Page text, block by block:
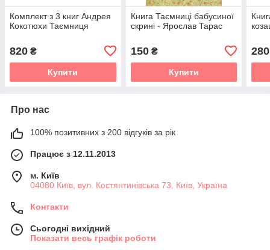
Комплект з 3 книг Андрея
Кокотюхи Таємниця
820 ₴
Купити
Книга Таємниці бабусиної
скрині - Ярослав Тарас
150₴
Купити
280
Про нас
100% позитивних з 200 відгуків за рік
Працює з 12.11.2013
м. Київ
04080 Київ, вул. Костянтинівська 73, Київ, Україна
Контакти
Сьогодні вихідний
Показати весь графік роботи